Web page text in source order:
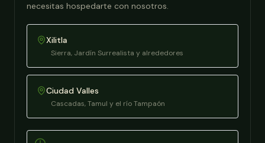
necesitas hospedarte con nosotros.
Xilitla
Sierra, Jardín Surrealista y alrededores
Ciudad Valles
Cascadas, Tamul y el río Tampaón